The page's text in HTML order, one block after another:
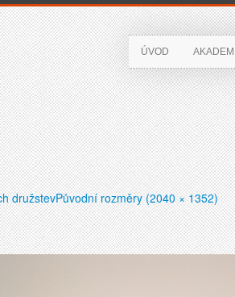
ÚVOD
družstevPůvodní rozměry (2040 × 1352)